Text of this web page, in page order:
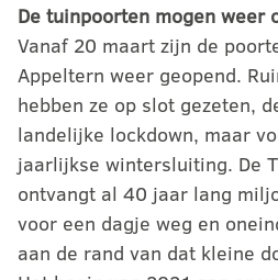
De tuinpoorten mogen weer
Vanaf 20 maart zijn de
Appeltern weer geopend.
hebben ze op slot gezeten,
landelijke lockdown, maar
jaarlijkse wintersluiting. De
ontvangt al 40 jaar lang
voor een dagje weg en
aan de rand van dat kleine